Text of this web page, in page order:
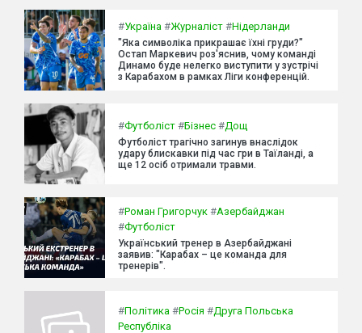
#Україна #Журналіст #Нідерланди
"Яка символіка прикрашає їхні груди?"
Остап Маркевич роз'яснив, чому команді
Динамо буде нелегко виступити у зустрічі
з Карабахом в рамках Ліги конференцій.
#Футболіст #Бізнес #Дощ
Футболіст трагічно загинув внаслідок
удару блискавки під час гри в Таїланді, а
ще 12 осіб отримали травми.
#Роман Григорчук #Азербайджан
#Футболіст
Український тренер в Азербайджані
заявив: "Карабах – це команда для
тренерів".
#Політика #Росія #Друга Польська
Республіка